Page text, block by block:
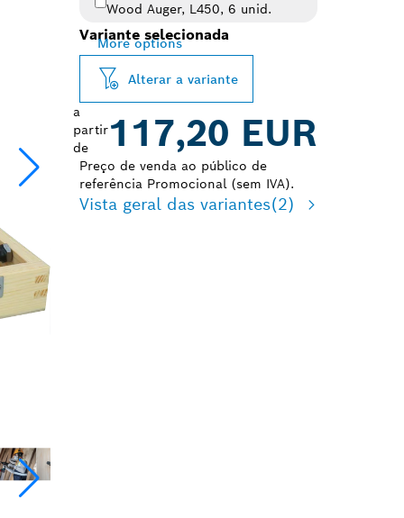
Wood Auger, L450, 6 unid.
More options
Variante selecionada
Alterar a variante
a
partir
de
117,20 EUR
Preço de venda ao público de
referência Promocional (sem IVA).
Vista geral das variantes(2)